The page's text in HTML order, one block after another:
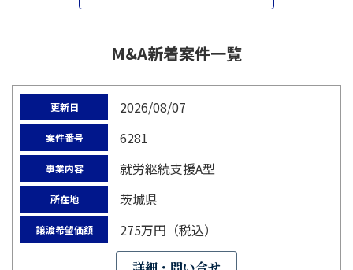
M&A新着案件一覧
更新日 2026/08/07
案件番号 6281
事業内容 就労継続支援A型
所在地 茨城県
譲渡希望価額 275万円（税込）